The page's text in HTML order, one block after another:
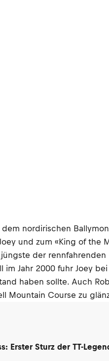
nordirischen
und zum «King of
der rennfahrenden
im Jahr 2000 fuhr Joey
haben sollte. Auch
Mountain Course zu
Erster Sturz der TT-